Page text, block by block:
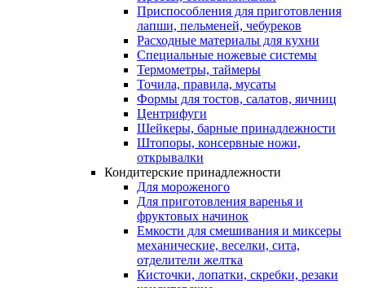
Приспособления для приготовления
лапши, пельменей, чебуреков
Расходные материалы для кухни
Специальные ножевые системы
Термометры, таймеры
Точила, правила, мусаты
Формы для тостов, салатов, яичниц
Центрифуги
Шейкеры, барные принадлежности
Штопоры, консервные ножи,
открывалки
Кондитерские принадлежности
Для мороженого
Для приготовления варенья и
фруктовых начинок
Емкости для смешивания и миксеры
механические, веселки, сита,
отделители желтка
Кисточки, лопатки, скребки, резаки